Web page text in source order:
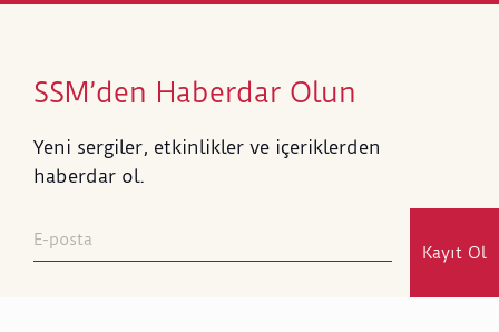
SSM’den Haberdar Olun
Yeni sergiler, etkinlikler ve içeriklerden
haberdar ol.
Kayıt Ol